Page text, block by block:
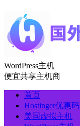
WordPress主机
便宜共享主机商
首页
Hostinger优惠码
美国虚拟主机